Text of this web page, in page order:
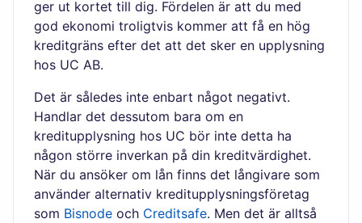
ger ut kortet till dig. Fördelen är att du med
god ekonomi troligtvis kommer att få en hög
kreditgräns efter det att det sker en upplysning
hos UC AB.
Det är således inte enbart något negativt.
Handlar det dessutom bara om en
kreditupplysning hos UC bör inte detta ha
någon större inverkan på din kreditvärdighet.
När du ansöker om lån finns det långivare som
använder alternativ kreditupplysningsföretag
som Bisnode och Creditsafe. Men det är alltså